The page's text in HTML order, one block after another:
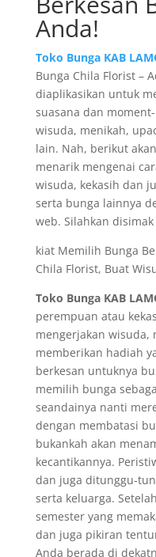
Anda!
Toko Bunga KAB
Bunga Chila Florist –
diaplikasikan untuk
suasana dan
wisuda, menikah,
lain. Nah, berikut
menarik mengenai
wisuda, kekasih dan
serta bunga lainnya
web. Silahkan disimak
kiat Memilih Bunga
Chila Florist, Buat
Toko Bunga KAB
perempuan atau
mengerjakan wisuda,
memberikan hadiah
berkesan untuknya
memilih bunga
seandainya nanti
dengan membatasi
bukankah akan
kecantikannya.
dan juga ditunggu-
serta keluarga.
semester yang
dan juga pikiran
Anda berada di